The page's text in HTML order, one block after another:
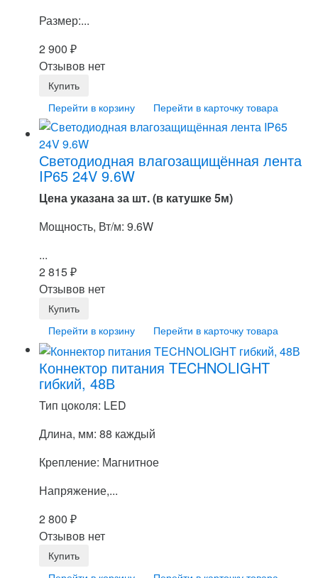
Размер:...
2 900 ₽
Отзывов нет
Перейти в корзину Перейти в карточку товара
Светодиодная влагозащищённая лента
IP65 24V 9.6W
Цена указана за шт. (в катушке 5м)
Мощность, Вт/м: 9.6W
...
2 815₽
Отзывов нет
Перейти в корзину Перейти в карточку товара
Коннектор питания TECHNOLIGHT
гибкий, 48В
Тип цоколя: LED
Длина, мм: 88 каждый
Крепление: Магнитное
Напряжение,...
2 800 ₽
Отзывов нет